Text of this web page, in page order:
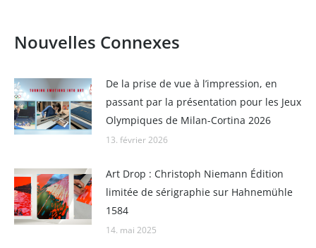
Nouvelles Connexes
De la prise de vue à l’impression, en
passant par la présentation pour les Jeux
Olympiques de Milan-Cortina 2026
13. février 2026
Art Drop : Christoph Niemann Édition
limitée de sérigraphie sur Hahnemühle
1584
14. mai 2025